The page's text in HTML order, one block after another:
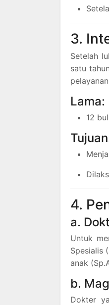
3.
Setelah
satu
Lama:
12
4.
a.
Untuk
Spesialis
anak
b.
Dokter